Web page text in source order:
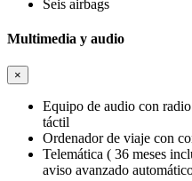
Seis airbags
Multimedia y audio
×
Equipo de audio con
táctil
Ordenador de viaje con
Telemática ( 36 meses
aviso avanzado